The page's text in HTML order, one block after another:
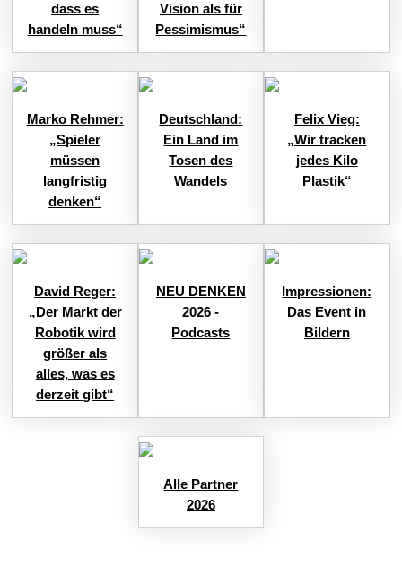
dass es
handeln muss“
Vision als für
Pessimismus“
Marko Rehmer:
„Spieler
müssen
langfristig
denken“
Deutschland:
Ein Land im
Tosen des
Wandels
Felix Vieg:
„Wir tracken
jedes Kilo
Plastik“
David Reger:
„Der Markt der
Robotik wird
größer als
alles, was es
derzeit gibt“
NEU DENKEN
2026 -
Podcasts
Impressionen:
Das Event in
Bildern
Alle Partner
2026